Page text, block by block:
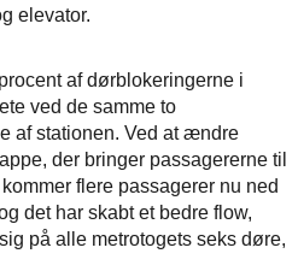
elevator.
af dørblokeringerne i
ved de samme to
af stationen. Ved at ændre
der bringer passagererne til
flere passagerer nu ned
det har skabt et bedre flow,
på alle metrotogets seks døre,